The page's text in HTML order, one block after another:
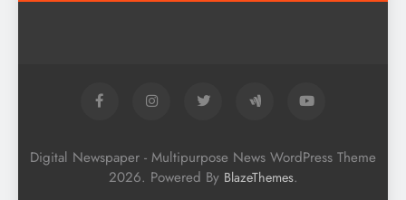
Digital Newspaper - Multipurpose News WordPress Theme
2026. Powered By BlazeThemes.